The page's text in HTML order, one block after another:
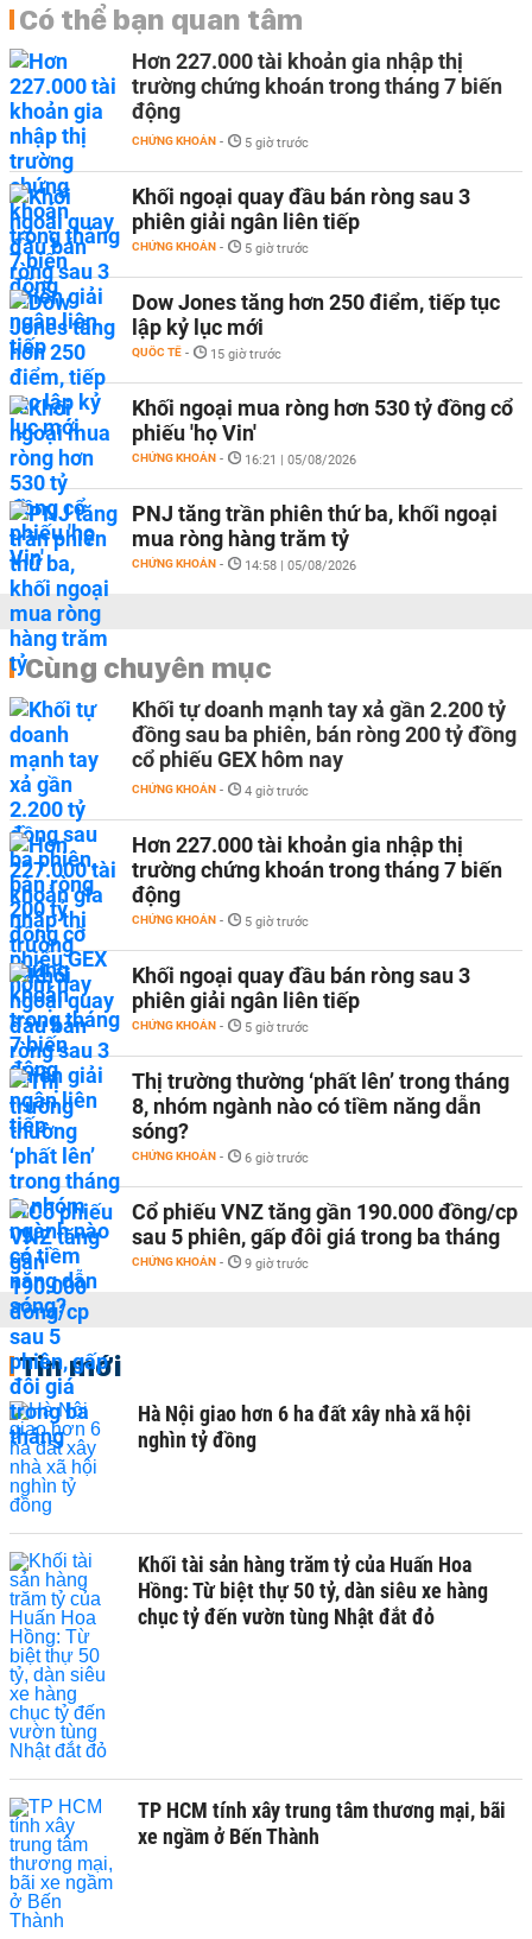
Có thể bạn quan tâm
Hơn 227.000 tài khoản gia nhập thị
trường chứng khoán trong tháng 7 biến
động
CHỨNG KHOÁN - 5 giờ trước
Khối ngoại quay đầu bán ròng sau 3
phiên giải ngân liên tiếp
CHỨNG KHOÁN - 5 giờ trước
Dow Jones tăng hơn 250 điểm, tiếp tục
lập kỷ lục mới
QUỐC TẾ - 15 giờ trước
Khối ngoại mua ròng hơn 530 tỷ đồng cổ
phiếu 'họ Vin'
CHỨNG KHOÁN - 16:21 | 05/08/2026
PNJ tăng trần phiên thứ ba, khối ngoại
mua ròng hàng trăm tỷ
CHỨNG KHOÁN - 14:58 | 05/08/2026
Cùng chuyên mục
Khối tự doanh mạnh tay xả gần 2.200 tỷ
đồng sau ba phiên, bán ròng 200 tỷ đồng
cổ phiếu GEX hôm nay
CHỨNG KHOÁN - 4 giờ trước
Hơn 227.000 tài khoản gia nhập thị
trường chứng khoán trong tháng 7 biến
động
CHỨNG KHOÁN - 5 giờ trước
Khối ngoại quay đầu bán ròng sau 3
phiên giải ngân liên tiếp
CHỨNG KHOÁN - 5 giờ trước
Thị trường thường ‘phất lên’ trong tháng
8, nhóm ngành nào có tiềm năng dẫn
sóng?
CHỨNG KHOÁN - 6 giờ trước
Cổ phiếu VNZ tăng gần 190.000 đồng/cp
sau 5 phiên, gấp đôi giá trong ba tháng
CHỨNG KHOÁN - 9 giờ trước
Tin mới
Hà Nội giao hơn 6 ha đất xây nhà xã hội
nghìn tỷ đồng
Khối tài sản hàng trăm tỷ của Huấn Hoa
Hồng: Từ biệt thự 50 tỷ, dàn siêu xe hàng
chục tỷ đến vườn tùng Nhật đắt đỏ
TP HCM tính xây trung tâm thương mại, bãi
xe ngầm ở Bến Thành